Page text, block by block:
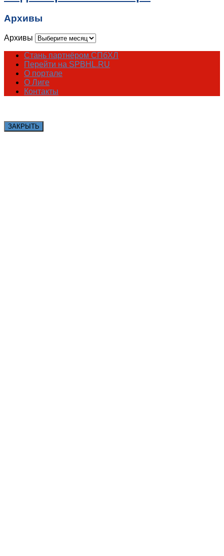
Архивы
Архивы
Стань партнёром СПбХЛ
Перейти на SPBHL.RU
О портале
О Лиге
Контакты
ЗАКРЫТЬ